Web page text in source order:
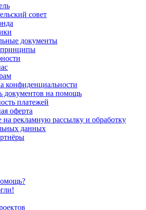
совет
документы
принципы
конфиденциальности
документов на помощь
платежей
оферта
на рекламную рассылку и обработку
данных